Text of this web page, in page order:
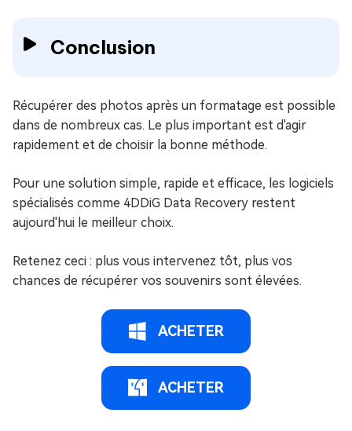
Conclusion
Récupérer des photos après un formatage est possible
dans de nombreux cas. Le plus important est d'agir
rapidement et de choisir la bonne méthode.
Pour une solution simple, rapide et efficace, les logiciels
spécialisés comme 4DDiG Data Recovery restent
aujourd'hui le meilleur choix.
Retenez ceci : plus vous intervenez tôt, plus vos
chances de récupérer vos souvenirs sont élevées.
ACHETER
ACHETER